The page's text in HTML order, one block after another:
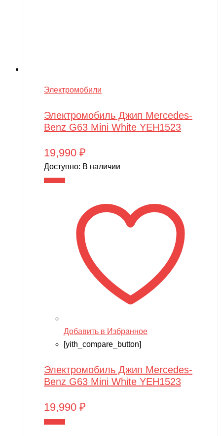
Электромобили
Электромобиль Джип Mercedes-
Benz G63 Mini White YEH1523
19,990 ₽
Доступно: В наличии
Добавить в Избранное
[yith_compare_button]
Электромобиль Джип Mercedes-
Benz G63 Mini White YEH1523
19,990 ₽